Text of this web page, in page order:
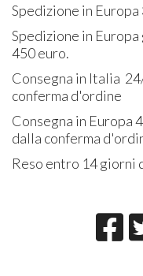
Spedizione in Europa
Spedizione in
450 euro.
Consegna in Italia
conferma d'ordine
Consegna in Europa
dalla conferma
Reso entro 14 giorni